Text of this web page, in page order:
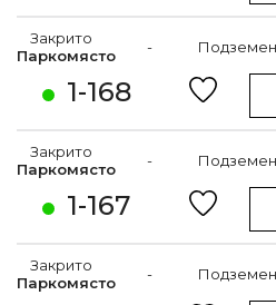
1-168
Закрито
Паркомясто
- Подземен
1-167
Закрито
Паркомясто
- Подземен
Закрито
Паркомясто
- Подземен